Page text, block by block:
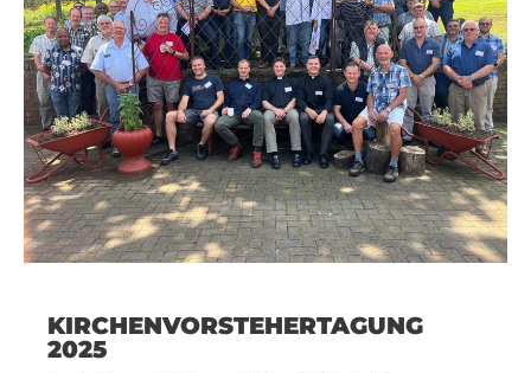
KIRCHENVORSTEHERTAGUNG
2025